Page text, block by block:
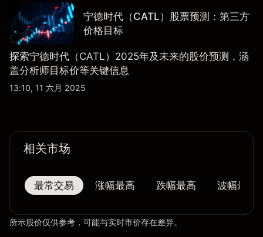
宁德时代（CATL）股票预测：第三方
价格目标
探索宁德时代（CATL）2025年及未来的股价预测，涵
盖分析师目标价等关键信息
13:10, 11 六月 2025
相关市场
最常交易 涨幅最高 跌幅最高 波幅最大
所示股价仅供参考，可能与实时市价存在差异。